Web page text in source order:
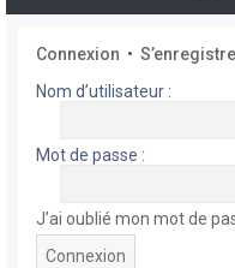
Connexion •
Nom d’utilisateur :
Mot de passe :
J’ai oublié mon mot de